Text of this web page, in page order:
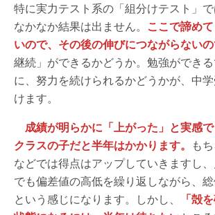
特に実力テスト系の「組分けテスト」
なかなか結果は出ません。 ここで諦め
いので、その後の伸びにつながらないの
継続」ができるかどうか。勉強ができ
に、努力を続けられるかどうかが、中
けます。
成績が明らかに「上がった」と実感
クラスの子だと半年はかかります。 も
などでは得点はアップしていきますし
でも偏差値の高低を繰り返しながら、
という感じになります。しかし、
「殻